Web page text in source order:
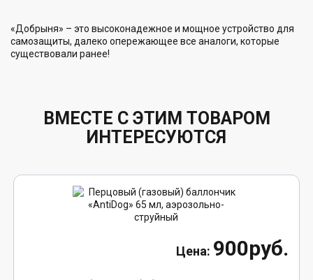
«Добрыня» – это высоконадежное и мощное устройство для
самозащиты, далеко опережающее все аналоги, которые
существовали ранее!
ВМЕСТЕ С ЭТИМ ТОВАРОМ
ИНТЕРЕСУЮТСЯ
900руб.